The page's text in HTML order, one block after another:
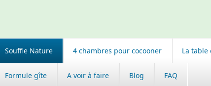
Souffle Nature 4 chambres pour cocooner La table
Formule gîte A voir à faire Blog FAQ